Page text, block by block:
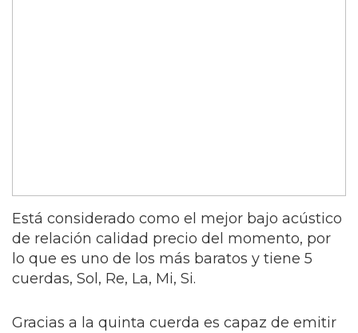
Está considerado como el mejor bajo acústico
de relación calidad precio del momento, por
lo que es uno de los más baratos y tiene 5
cuerdas, Sol, Re, La, Mi, Si.
Gracias a la quinta cuerda es capaz de emitir